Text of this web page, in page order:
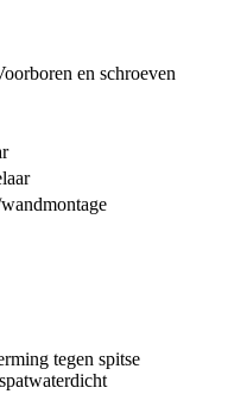
en schroeven
tegen spitse